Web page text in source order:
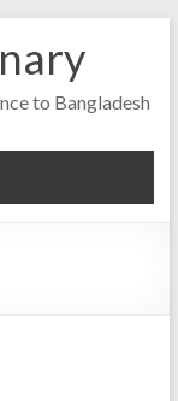
to Bangladesh